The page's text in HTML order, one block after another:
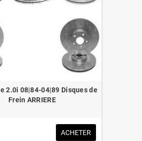
2.0i 08|84-04|89 Disques de
Frein ARRIERE
ACHETER